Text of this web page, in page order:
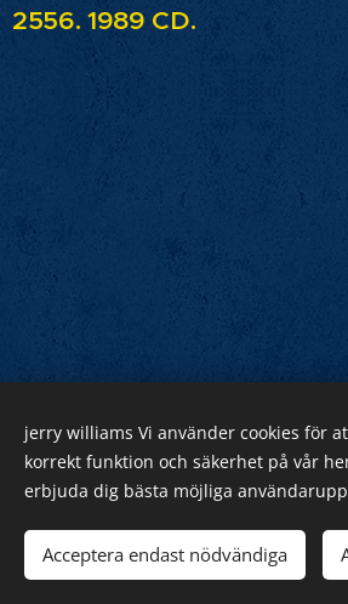
2556. 1989 CD.
Jerry
Sveriges Rock
Webnode
jerry williams Vi använder cookies för
korrekt funktion och säkerhet på vår
erbjuda dig bästa möjliga
Acceptera endast nödvändiga